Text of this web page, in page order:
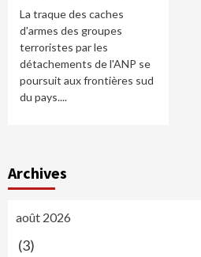
La traque des caches
d'armes des groupes
terroristes par les
détachements de l'ANP se
poursuit aux frontières sud
du pays....
Archives
août 2026
(3)